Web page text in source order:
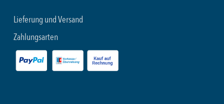
Lieferung und Versand
Zahlungsarten